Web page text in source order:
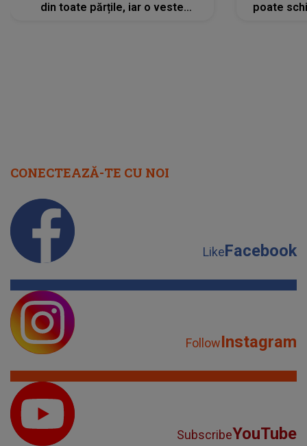
din toate părțile, iar o veste
poate
CONECTEAZĂ-TE CU NOI
LikeFacebook
FollowInstagram
SubscribeYouTube